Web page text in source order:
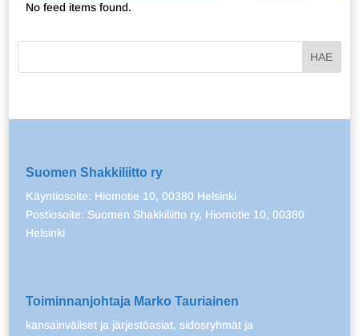
No feed items found.
Suomen Shakkiliitto ry
Käyntiosoite: Hiomotie 10, 00380 Helsinki
Postiosoite: Suomen Shakkiliitto ry, Hiomotie 10, 00380
Helsinki
Toiminnanjohtaja Marko Tauriainen
kansainväliset ja järjestöasiat, sidosryhmät ja